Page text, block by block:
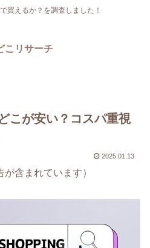
買えるか？を調査しました！
こリサーチ
こが安い？コスパ重視
2025.01.13
が含まれています）